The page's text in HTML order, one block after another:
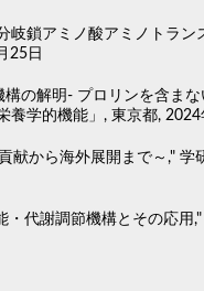
岐鎖アミノ酸アミノトラ
25日
の解明- プロリンを含ま
養学的機能」, 東京都, 2024
献から海外展開まで～,"
代謝調節機構とその応用